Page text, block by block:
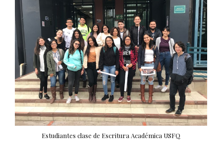
Estudiantes clase de Escritura Académica USFQ